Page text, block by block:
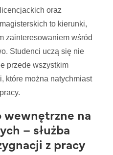
oraz
to kierunki,
zainteresowaniem wśród
Studenci uczą się nie
przede wszystkim
które można natychmiast
wewnętrzne na
– służba
z pracy